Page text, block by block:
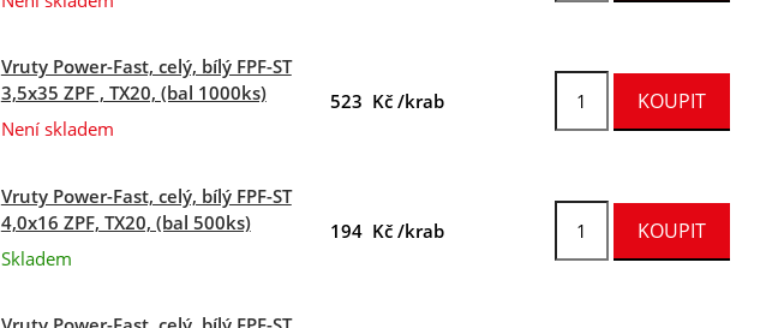
Vruty Power-Fast, celý, bílý FPF-ST
3,5x35 ZPF , TX20, (bal 1000ks)
Není skladem
523 Kč /krab
Vruty Power-Fast, celý, bílý FPF-ST
4,0x16 ZPF, TX20, (bal 500ks)
Skladem
194 Kč /krab